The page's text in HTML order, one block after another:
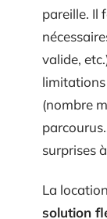
pareille. Il
valide,
(nombre
surprises
La
solution